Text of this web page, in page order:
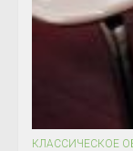
КЛАССИЧЕСКОЕ